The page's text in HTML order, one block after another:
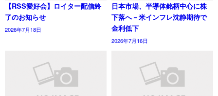
【RSS愛好会】ロイター配信終
了のお知らせ
2026年7月18日
日本市場、半導体銘柄中心に株
下落へ－米インフレ沈静期待で
金利低下
2026年7月16日